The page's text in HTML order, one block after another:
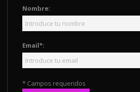
Nombre:
Email*:
* Campos requeridos